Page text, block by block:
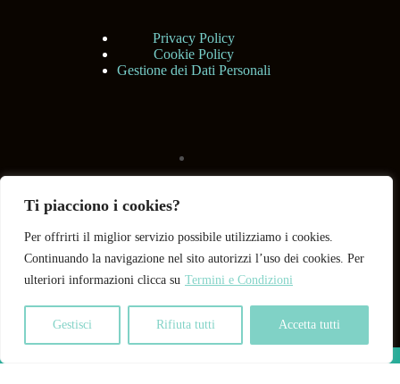
Ti piacciono i cookies?
Per offrirti il miglior servizio possibile utilizziamo i cookies.
Continuando la navigazione nel sito autorizzi l’uso dei cookies. Per
ulteriori informazioni clicca su Termini e Condizioni
Gestisci Rifiuta tutti Accetta tutti
Privacy Policy
Cookie Policy
Gestione dei Dati Personali